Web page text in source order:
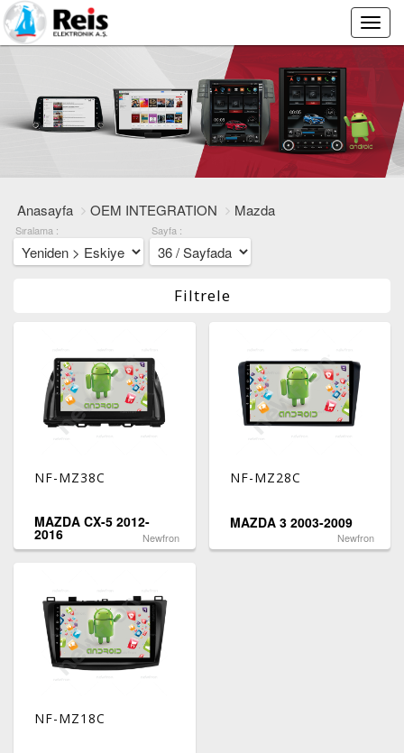
Main
Menu
Anasayfa OEM INTEGRATION Mazda
Sıralama : Sayfa :
Filtrele
NF-MZ38C
MAZDA CX-5 2012-
2016 Newfron
NF-MZ28C
MAZDA 3 2003-2009
Newfron
NF-MZ18C